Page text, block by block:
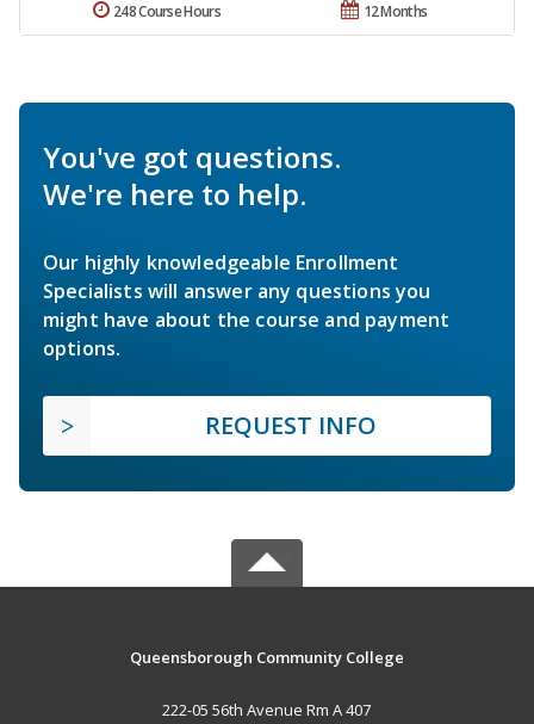
12 Months
248 Course Hours
You've got questions.
We're here to help.
Our highly knowledgeable Enrollment
Specialists will answer any questions you
might have about the course and payment
options.
REQUEST INFO
Queensborough Community College
222-05 56th Avenue Rm A 407